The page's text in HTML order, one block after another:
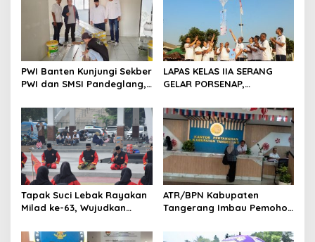
o
s
PWI Banten Kunjungi Sekber
PWI dan SMSI Pandeglang,
Konferensi Organisasi
LAPAS KELAS IIA SERANG
GELAR PORSENAP,
DAN KEBERSAMAAN
Tapak Suci Lebak Rayakan
Milad ke-63, Wujudkan
Menuju Kancah Dunia
ATR/BPN Kabupaten
Tangerang Imbau Pemohon
Berkas Mandek